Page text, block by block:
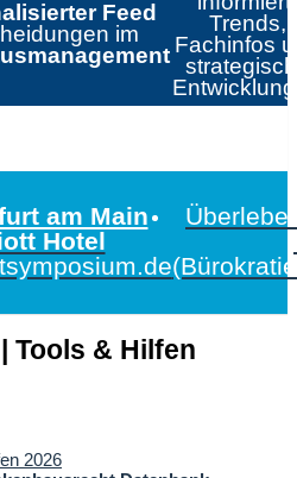
Feed
im
Trends,
Fachinfos
am Main
Hotel
Tools & Hilfen
2026